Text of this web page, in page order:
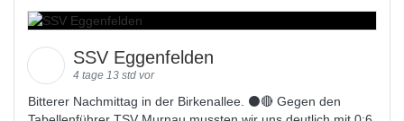
SSV Eggenfelden
4 tage 13 std vor
Bitterer Nachmittag in der Birkenallee. ⚫🔴 Gegen den